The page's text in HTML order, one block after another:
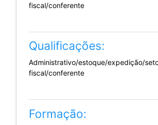
fiscal/conferente
Qualificações:
Administrativo/estoque/expedição/
fiscal/conferente
Formação: